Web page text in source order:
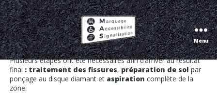
Marquage
Accessibilité
Signalisation
Menu
Réparation et préparation de sol
Renouvellement de la résine d’une salle de charge de 400m2.
Plusieurs étapes ont été nécessaires afin d’arriver au résultat
final : traitement des fissures, préparation de sol par
ponçage au disque diamant et aspiration complète de la
zone.